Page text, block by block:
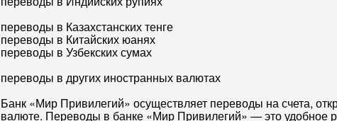
переводы в Казахстанских тенге
переводы в Китайских юанях
переводы в Узбекских сумах
переводы в других иностранных валютах
Банк «Мир Привилегий» осуществляет переводы на счета,
валюте. Переводы в банке «Мир Привилегий» — это удобное